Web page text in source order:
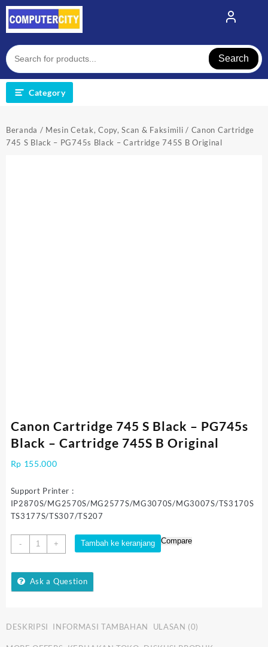
Skip
content
Search
Category
Beranda / Mesin Cetak, Copy, Scan & Faksimili / Canon Cartridge
745 S Black – PG745s Black – Cartridge 745S B Original
Canon Cartridge 745 S Black – PG745s
Black – Cartridge 745S B Original
Rp 155.000
Support Printer :
IP2870S/MG2570S/MG2577S/MG3070S/MG3007S/TS3170S
TS3177S/TS307/TS207
-
Kuantitas
Canon
745
S
PG745s
+ Tambah ke keranjang Compare
Ask a Question
DESKRIPSI INFORMASI TAMBAHAN ULASAN (0)